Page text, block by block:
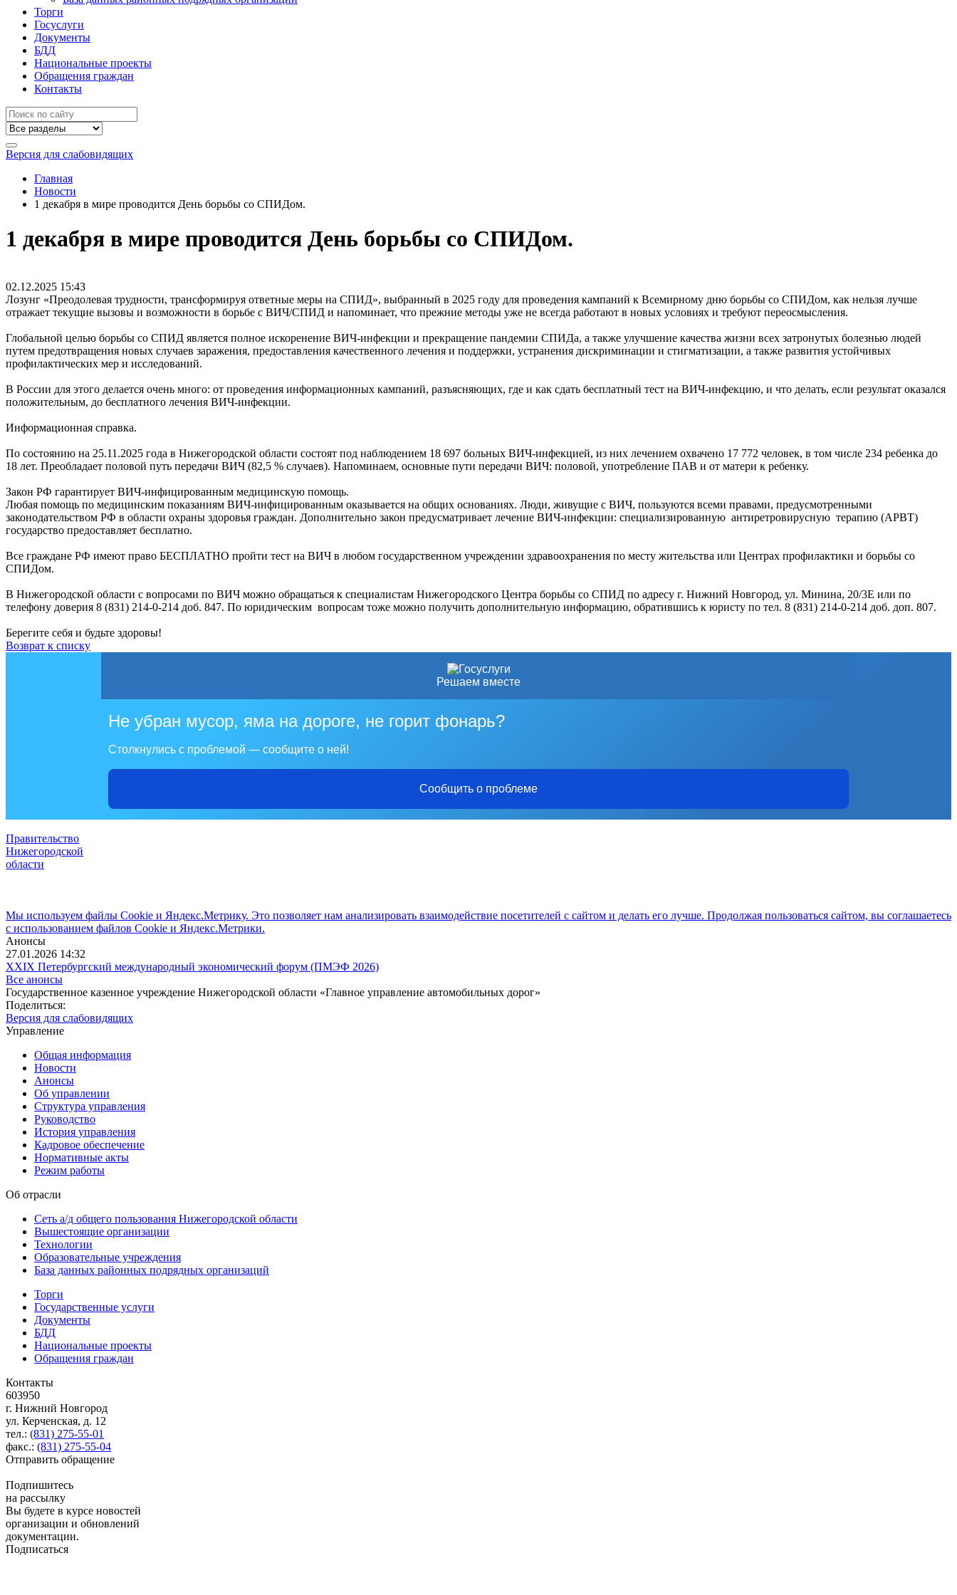
Торги
Госуслуги
Документы
БДД
Национальные проекты
Обращения граждан
Контакты
Версия для слабовидящих
Главная
Новости
1 декабря в мире проводится День борьбы со СПИДом.
1 декабря в мире проводится День борьбы со СПИДом.
02.12.2025 15:43
Лозунг «Преодолевая трудности, трансформируя ответные меры на СПИД», выбранный в 2025 году для проведения кампаний к Всемирному дню борьбы со СПИДом, как нельзя лучше
отражает текущие вызовы и возможности в борьбе с ВИЧ/СПИД и напоминает, что прежние методы уже не всегда работают в новых условиях и требуют переосмысления.
Глобальной целью борьбы со СПИД является полное искоренение ВИЧ-инфекции и прекращение пандемии СПИДа, а также улучшение качества жизни всех затронутых болезнью людей
путем предотвращения новых случаев заражения, предоставления качественного лечения и поддержки, устранения дискриминации и стигматизации, а также развития устойчивых
профилактических мер и исследований.
В России для этого делается очень много: от проведения информационных кампаний, разъясняющих, где и как сдать бесплатный тест на ВИЧ-инфекцию, и что делать, если результат оказался
положительным, до бесплатного лечения ВИЧ-инфекции.
Информационная справка.
По состоянию на 25.11.2025 года в Нижегородской области состоят под наблюдением 18 697 больных ВИЧ-инфекцией, из них лечением охвачено 17 772 человек, в том числе 234 ребенка до
18 лет. Преобладает половой путь передачи ВИЧ (82,5 % случаев). Напоминаем, основные пути передачи ВИЧ: половой, употребление ПАВ и от матери к ребенку.
Закон РФ гарантирует ВИЧ-инфицированным медицинскую помощь.
Любая помощь по медицинским показаниям ВИЧ-инфицированным оказывается на общих основаниях. Люди, живущие с ВИЧ, пользуются всеми правами, предусмотренными
законодательством РФ в области охраны здоровья граждан. Дополнительно закон предусматривает лечение ВИЧ-инфекции: специализированную антиретровирусную терапию (АРВТ)
государство предоставляет бесплатно.
Все граждане РФ имеют право БЕСПЛАТНО пройти тест на ВИЧ в любом государственном учреждении здравоохранения по месту жительства или Центрах профилактики и борьбы со
СПИДом.
В Нижегородской области с вопросами по ВИЧ можно обращаться к специалистам Нижегородского Центра борьбы со СПИД по адресу г. Нижний Новгород, ул. Минина, 20/3Е или по
телефону доверия 8 (831) 214-0-214 доб. 847. По юридическим вопросам тоже можно получить дополнительную информацию, обратившись к юристу по тел. 8 (831) 214-0-214 доб. доп. 807.
Берегите себя и будьте здоровы!
Возврат к списку
Решаем вместе
Не убран мусор, яма на дороге, не горит фонарь?
Столкнулись с проблемой — сообщите о ней!
Сообщить о проблеме
Правительство
Нижегородской
области
Мы используем файлы Cookie и Яндекс.Метрику. Это позволяет нам анализировать взаимодействие посетителей с сайтом и делать его лучше. Продолжая пользоваться сайтом, вы соглашаетесь
с использованием файлов Cookie и Яндекс.Метрики.
Анонсы
27.01.2026 14:32
XXIX Петербургский международный экономический форум (ПМЭФ 2026)
Все анонсы
Государственное казенное учреждение Нижегородской области «Главное управление автомобильных дорог»
Поделиться:
Версия для слабовидящих
Управление
Общая информация
Новости
Анонсы
Об управлении
Структура управления
Руководство
История управления
Кадровое обеспечение
Нормативные акты
Режим работы
Об отрасли
Сеть а/д общего пользования Нижегородской области
Вышестоящие организации
Технологии
Образовательные учреждения
База данных районных подрядных организаций
Торги
Государственные услуги
Документы
БДД
Национальные проекты
Обращения граждан
Контакты
603950
г. Нижний Новгород
ул. Керченская, д. 12
тел.: (831) 275-55-01
факс.: (831) 275-55-04
Отправить обращение
Подпишитесь
на рассылку
Вы будете в курсе новостей
организации и обновлений
документации.
Подписаться